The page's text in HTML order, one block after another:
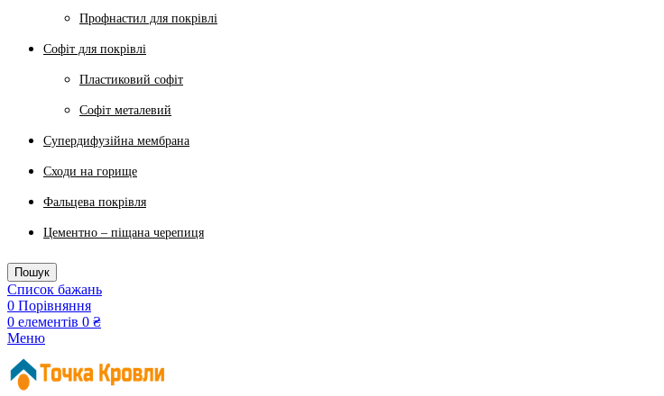
Профнастил для покрівлі
Софіт для покрівлі
Пластиковий софіт
Софіт металевий
Супердифузійна мембрана
Сходи на горище
Фальцева покрівля
Цементно – піщана черепиця
Пошук
Список бажань
0 Порівняння
0 елементів 0 ₴
Меню